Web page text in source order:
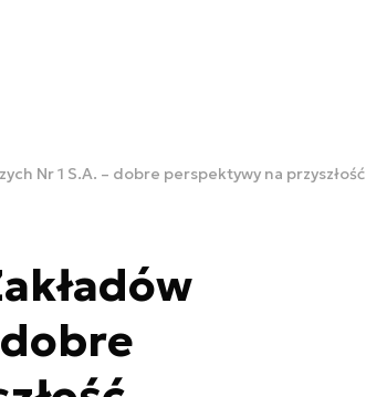
Nr 1 S.A. – dobre perspektywy na przyszłość